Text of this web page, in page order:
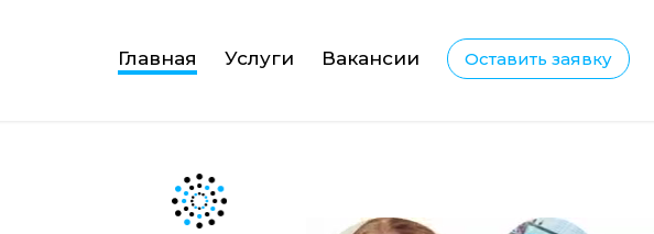
Главная Услуги Вакансии Оставить заявку